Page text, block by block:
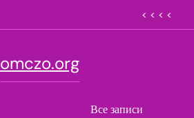
< < < <
omczo.org
Все записи